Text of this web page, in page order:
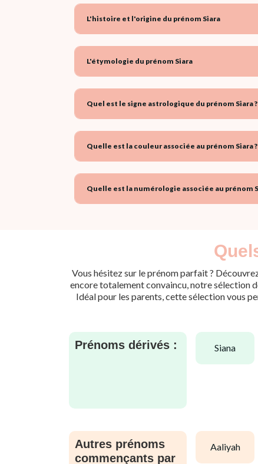
L'histoire et l'origine du prénom Siara
L'étymologie du prénom Siara
Quel est le signe astrologique du prénom Siara ?
Quelle est la couleur associée au prénom Siara ?
Quelle est la numérologie associée au prénom
Vous hésitez sur le prénom parfait ?
encore totalement convaincu, notre sélection
Idéal pour les parents, cette sélection vous
Prénoms dérivés : siana
Autres prénoms
commençants par
aaliyah